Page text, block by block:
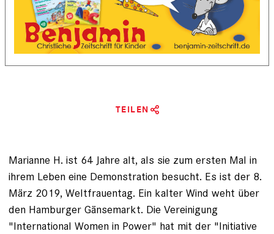
TEILEN
Marianne H. ist 64 Jahre alt, als sie zum ersten Mal in
ihrem Leben ­eine Demonstration besucht. Es ist der 8.
März 2019, Weltfrauentag. Ein kalter Wind weht über
den Hamburger Gänsemarkt. Die Vereinigung
"International Women in Power" hat mit der "Initiative